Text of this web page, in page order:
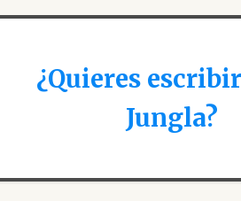
¿Quieres
Jungla?